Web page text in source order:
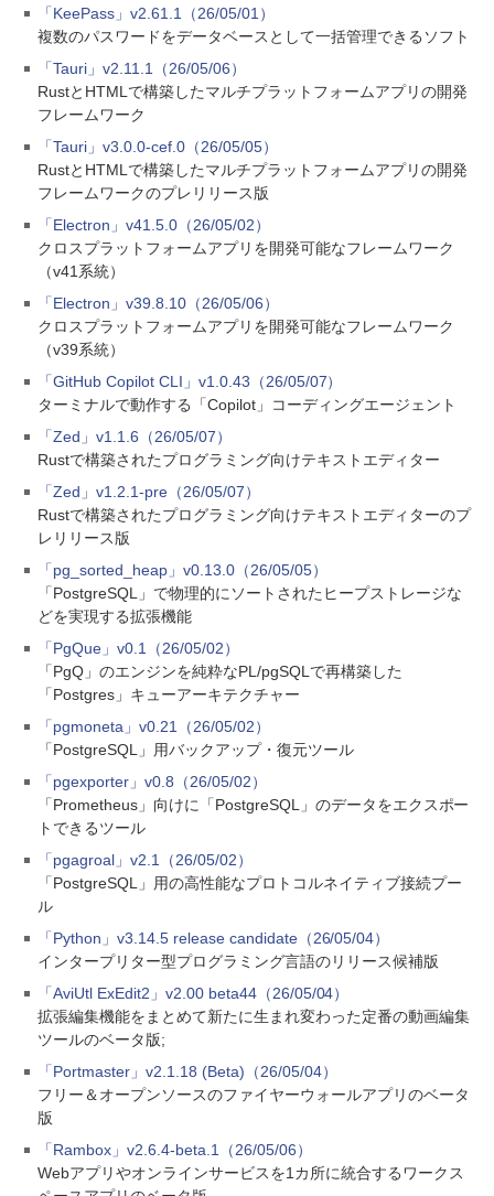
「KeePass」v2.61.1（26/05/01）
複数のパスワードをデータベースとして一括管理できるソフト
「Tauri」v2.11.1（26/05/06）
RustとHTMLで構築したマルチプラットフォームアプリの開発
フレームワーク
「Tauri」v3.0.0-cef.0（26/05/05）
RustとHTMLで構築したマルチプラットフォームアプリの開発
フレームワークのプレリリース版
「Electron」v41.5.0（26/05/02）
クロスプラットフォームアプリを開発可能なフレームワーク
（v41系統）
「Electron」v39.8.10（26/05/06）
クロスプラットフォームアプリを開発可能なフレームワーク
（v39系統）
「GitHub Copilot CLI」v1.0.43（26/05/07）
ターミナルで動作する「Copilot」コーディングエージェント
「Zed」v1.1.6（26/05/07）
Rustで構築されたプログラミング向けテキストエディター
「Zed」v1.2.1-pre（26/05/07）
Rustで構築されたプログラミング向けテキストエディターのプ
レリリース版
「pg_sorted_heap」v0.13.0（26/05/05）
「PostgreSQL」で物理的にソートされたヒープストレージな
どを実現する拡張機能
「PgQue」v0.1（26/05/02）
「PgQ」のエンジンを純粋なPL/pgSQLで再構築した
「Postgres」キューアーキテクチャー
「pgmoneta」v0.21（26/05/02）
「PostgreSQL」用バックアップ・復元ツール
「pgexporter」v0.8（26/05/02）
「Prometheus」向けに「PostgreSQL」のデータをエクスポー
トできるツール
「pgagroal」v2.1（26/05/02）
「PostgreSQL」用の高性能なプロトコルネイティブ接続プー
ル
「Python」v3.14.5 release candidate（26/05/04）
インタープリター型プログラミング言語のリリース候補版
「AviUtl ExEdit2」v2.00 beta44（26/05/04）
拡張編集機能をまとめて新たに生まれ変わった定番の動画編集
ツールのベータ版;
「Portmaster」v2.1.18 (Beta)（26/05/04）
フリー＆オープンソースのファイヤーウォールアプリのベータ
版
「Rambox」v2.6.4-beta.1（26/05/06）
Webアプリやオンラインサービスを1カ所に統合するワークス